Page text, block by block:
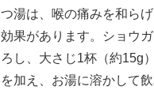
つ湯は、喉の痛みを和ら
効果があります。ショウ
ろし、大さじ1杯（約15g
を加え、お湯に溶かして飲